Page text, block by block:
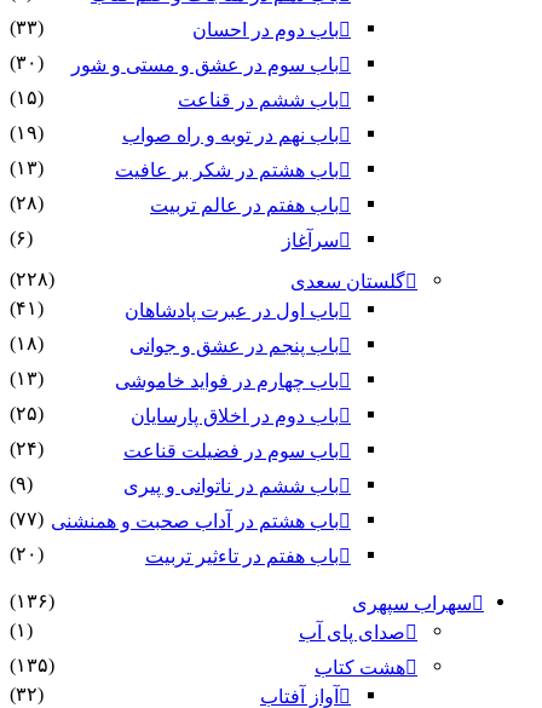
باب دوم در احسان
(۳۳)
باب سوم در عشق و مستی و شور
(۳۰)
باب ششم در قناعت
(۱۵)
باب نهم در توبه و راه صواب
(۱۹)
باب هشتم در شکر بر عافیت
(۱۳)
باب هفتم در عالم تربیت
(۲۸)
سرآغاز
(۶)
گلستان سعدی
(۲۲۸)
باب اول در عبرت پادشاهان
(۴۱)
باب پنجم در عشق و جوانى
(۱۸)
باب چهارم در فواید خاموشى
(۱۳)
باب دوم در اخلاق پارسایان
(۲۵)
باب سوم در فضیلت قناعت
(۲۴)
باب ششم در ناتوانى و پیرى
(۹)
باب هشتم در آداب صحبت و همنشنى (۷۷)
باب هفتم در تاءثیر تربیت
(۲۰)
سهراب سپهری
(۱۳۶)
صدای پای آب
(۱)
هشت کتاب
(۱۳۵)
آواز آفتاب
(۳۲)